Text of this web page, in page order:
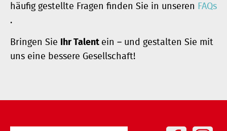
häufig gestellte Fragen finden Sie in unseren FAQs
.
Bringen Sie Ihr Talent ein – und gestalten Sie mit
uns eine bessere Gesellschaft!